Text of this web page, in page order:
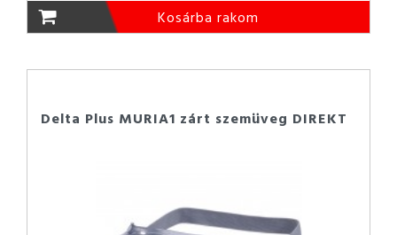
Kosárba rakom
Delta Plus MURIA1 zárt szemüveg DIREKT